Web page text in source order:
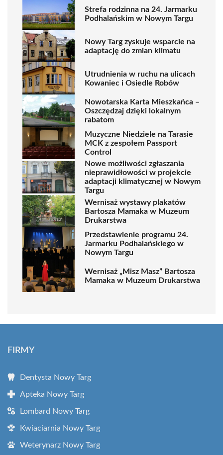
Strefa rodzinna na 24. Jarmarku
Podhalańskim w Nowym Targu
Nowy Targ zyskuje wsparcie na
adaptację do zmian klimatu
Utrudnienia w ruchu na ulicach
Kowaniec i Osiedle Robów
Nowotarska Karta Mieszkańca –
Oszczędzaj dzięki lokalnym
rabatom
Muzyczne Niedziele na Tarasie
MCK z zespołem Passport
Control
Nowe możliwości zgłaszania
nieprawidłowości w projekcie
adaptacji klimatycznej w Nowym
Targu
Wernisaż wystawy plakatów
Bartosza Mamaka w Muzeum
Drukarstwa
Przedstawienie programu 24.
Jarmarku Podhalańskiego w
Nowym Targu
Wernisaż „Misz Masz” Bartosza
Mamaka w Muzeum Drukarstwa
FIRMY
Dentysta Nowy Targ
Apteka Nowy Targ
Lombard Nowy Targ
Kwiaciarnia Nowy Targ
Weterynarz Nowy Targ